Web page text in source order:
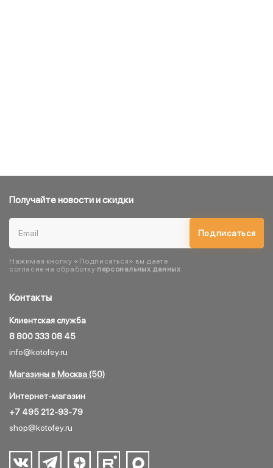
Контакты
Клиентская служба
8 800 333 08 45
info@kotofey.ru
Магазины в Москва (50)
Интернет-магазин
+7 495 212-93-79
shop@kotofey.ru
Получайте новости и скидки
Подписаться
Нажимая кнопку «Подписаться» вы даете
согласие на обработку персональных данных